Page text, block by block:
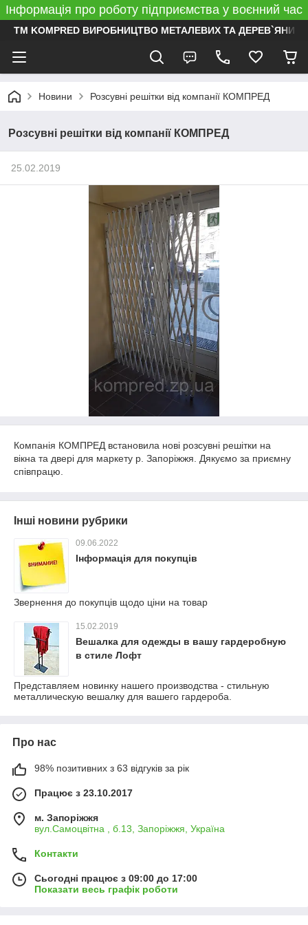
Інформація про роботу підприємства у воєнний час
ТМ KOMPRED ВИРОБНИЦТВО МЕТАЛЕВИХ ТА ДЕРЕВ`ЯНИХ
Новини Розсувні решітки від компанії КОМПРЕД
Розсувні решітки від компанії КОМПРЕД
25.02.2019
Компанія КОМПРЕД встановила нові розсувні решітки на
вікна та двері для маркету р. Запоріжжя. Дякуємо за приємну
співпрацю.
Інші новини рубрики
09.06.2022
Інформація для покупців
Звернення до покупців щодо ціни на товар
15.02.2019
Вешалка для одежды в вашу гардеробную
в стиле Лофт
Представляем новинку нашего производства - стильную
металлическую вешалку для вашего гардероба.
Про нас
98% позитивних з 63 відгуків за рік
Працює з 23.10.2017
м. Запоріжжя
вул.Самоцвітна , б.13, Запоріжжя, Україна
Контакти
Сьогодні працює з 09:00 до 17:00
Показати весь графік роботи